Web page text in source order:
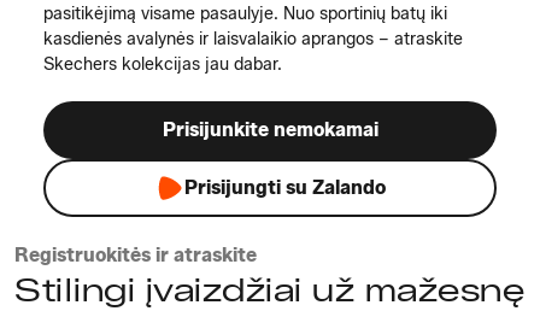
pasitikėjimą visame pasaulyje. Nuo sportinių batų iki
kasdienės avalynės ir laisvalaikio aprangos – atraskite
Skechers kolekcijas jau dabar.
Prisijunkite nemokamai
Prisijungti su Zalando
Registruokitės ir atraskite
Stilingi įvaizdžiai už mažesnę